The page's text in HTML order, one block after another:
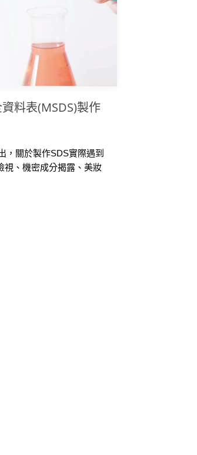
料表(MSDS)製作
，關於製作SDS實際遇到
視、機密成分揭露、美妝